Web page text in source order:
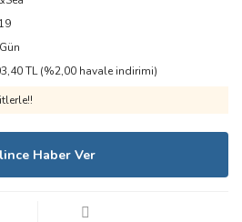
TL (%2,00 havale indirimi)
Haber Ver